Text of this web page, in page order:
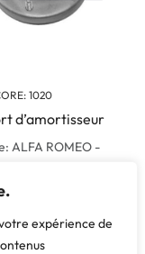
expérience de
1020
d’amortisseur
ALFA ROMEO -
- PEUGEOT, C25,
kg